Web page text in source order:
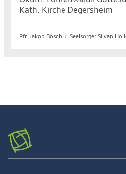
Kath. Kirche Degersheim
Pfr. Jakob Bösch u. Seelsorger Silvan